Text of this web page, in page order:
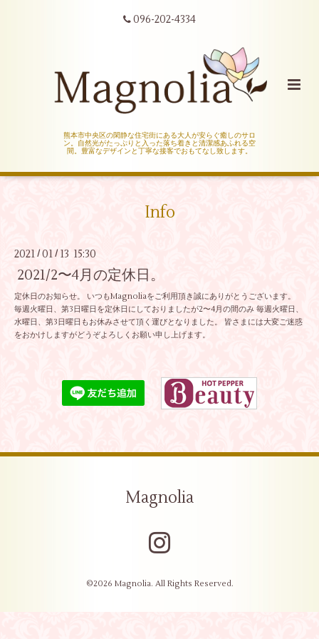
096-202-4334
熊本市中央区の閑静な住宅街にある大人が安らぐ癒しのサロ
ン。自然光がたっぷりと入った落ち着きと清潔感あふれる空
間。豊富なデザインと丁寧な接客でおもてなし致します。
Info
2021 /01 / 13 15:30
2021/2〜4月の定休日。
定休日のお知らせ。 いつもMagnoliaをご利用頂き誠にありがとうございます。
毎週火曜日、第3日曜日を定休日にしておりましたが2〜4月の間のみ 毎週火曜日、
水曜日、第3日曜日もお休みさせて頂く運びとなりました。 皆さまには大変ご迷惑
をおかけしますがどうぞよろしくお願い申し上げます。
Magnolia
©2026 Magnolia. All Rights Reserved.